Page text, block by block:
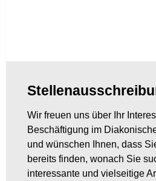
Wir freuen uns über Ihr
Beschäftigung im
und wünschen Ihnen, dass
bereits finden, wonach Sie
interessante und vielseitige